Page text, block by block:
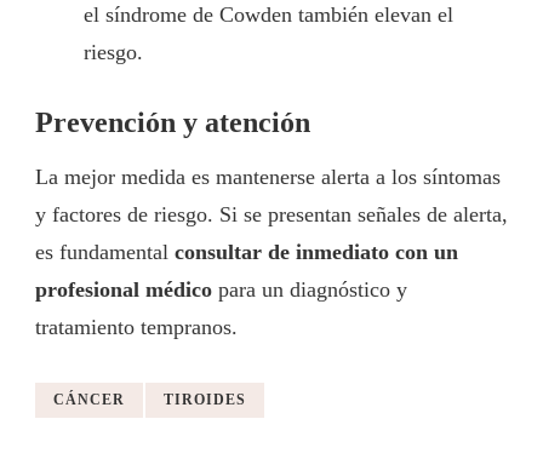
el síndrome de Cowden también elevan el
riesgo.
Prevención y atención
La mejor medida es mantenerse alerta a los síntomas
y factores de riesgo. Si se presentan señales de alerta,
es fundamental consultar de inmediato con un
profesional médico para un diagnóstico y
tratamiento tempranos.
CÁNCER TIROIDES